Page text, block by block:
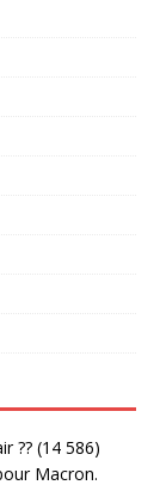
?? (14 586)
Macron.